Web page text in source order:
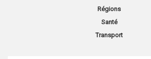
Régions
Santé
Transport